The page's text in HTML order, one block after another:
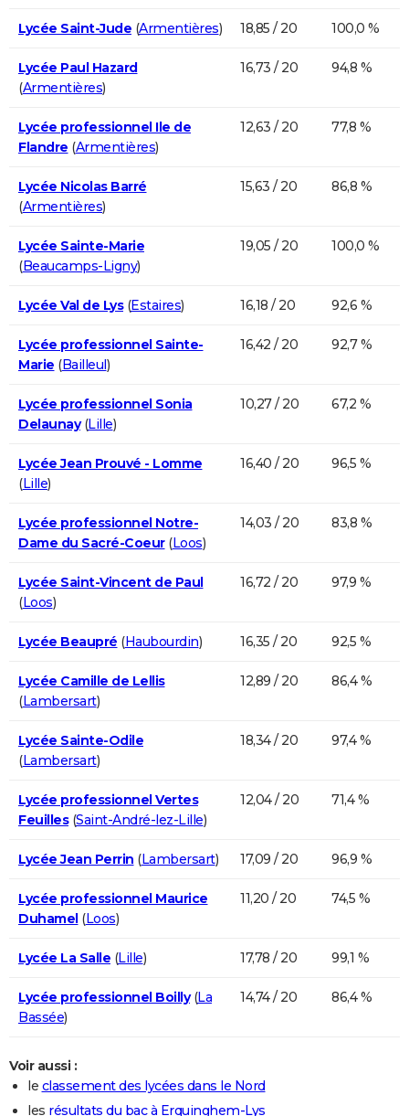
Lycée Saint-Jude (Armentières) 18,85 / 20 100,0 %
Lycée Paul Hazard
(Armentières)
16,73 / 20 94,8 %
Lycée professionnel Ile de
Flandre (Armentières)
12,63 / 20 77,8 %
Lycée Nicolas Barré
(Armentières)
15,63 / 20 86,8 %
Lycée Sainte-Marie
(Beaucamps-Ligny)
19,05 / 20 100,0 %
Lycée Val de Lys(Estaires) 16,18 / 20 92,6 %
Lycée professionnel Sainte-
Marie (Bailleul)
16,42 / 20 92,7 %
Lycée professionnel Sonia
Delaunay(Lille)
10,27 / 20 67,2 %
Lycée Jean Prouvé - Lomme
(Lille)
16,40 / 20 96,5 %
Lycée professionnel Notre-
Dame du Sacré-Coeur(Loos)
14,03 / 20 83,8 %
Lycée Saint-Vincent de Paul
(Loos)
16,72 / 20 97,9 %
Lycée Beaupré (Haubourdin) 16,35 / 20 92,5 %
Lycée Camille de Lellis
(Lambersart)
12,89 / 20 86,4 %
Lycée Sainte-Odile
(Lambersart)
18,34 / 20 97,4 %
Lycée professionnel Vertes
Feuilles(Saint-André-lez-Lille)
12,04 / 20 71,4 %
Lycée Jean Perrin (Lambersart) 17,09 / 20 96,9 %
Lycée professionnel Maurice
Duhamel(Loos)
11,20 / 20 74,5 %
Lycée La Salle (Lille) 17,78 / 20 99,1 %
Lycée professionnel Boilly(La
Bassée)
14,74 / 20 86,4 %
Voir aussi :
le classement des lycées dans le Nord
les résultats du bac à Erquinghem-Lys